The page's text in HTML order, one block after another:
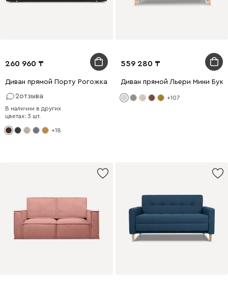
260 960
Диван прямой Порту Рогожка Коричневый
2отзыва
В наличии в других
цветах: 3 шт.
+18
559 280
Диван прямой Льери Мини
+107